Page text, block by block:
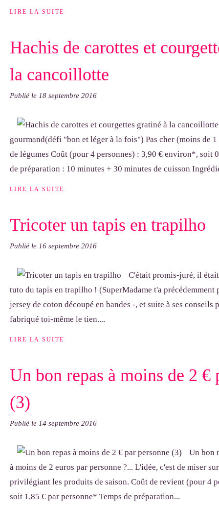
LIRE LA SUITE
Hachis de carottes et
la cancoillotte
Publié le 18 septembre 2016
gourmand(défi "bon et léger à la fois") Pas cher (moins de
de légumes Coût (pour 4 personnes) : 3,90 € environ*, soit
de préparation : 10 minutes + 30 minutes de cuisson
LIRE LA SUITE
Tricoter un tapis en trapilho
Publié le 16 septembre 2016
C'était promis-juré, il
tuto du tapis en trapilho ! (SuperMadame t'a précédemment
jersey de coton découpé en bandes -, et suite à ses conseils
fabriqué toi-même le tien....
LIRE LA SUITE
Un bon repas à moins de 2 €
(3)
Publié le 14 septembre 2016
Un bon
à moins de 2 euros par personne ?... L'idée, c'est de miser
privilégiant les produits de saison. Coût de revient (pour 4
soit 1,85 € par personne* Temps de préparation...